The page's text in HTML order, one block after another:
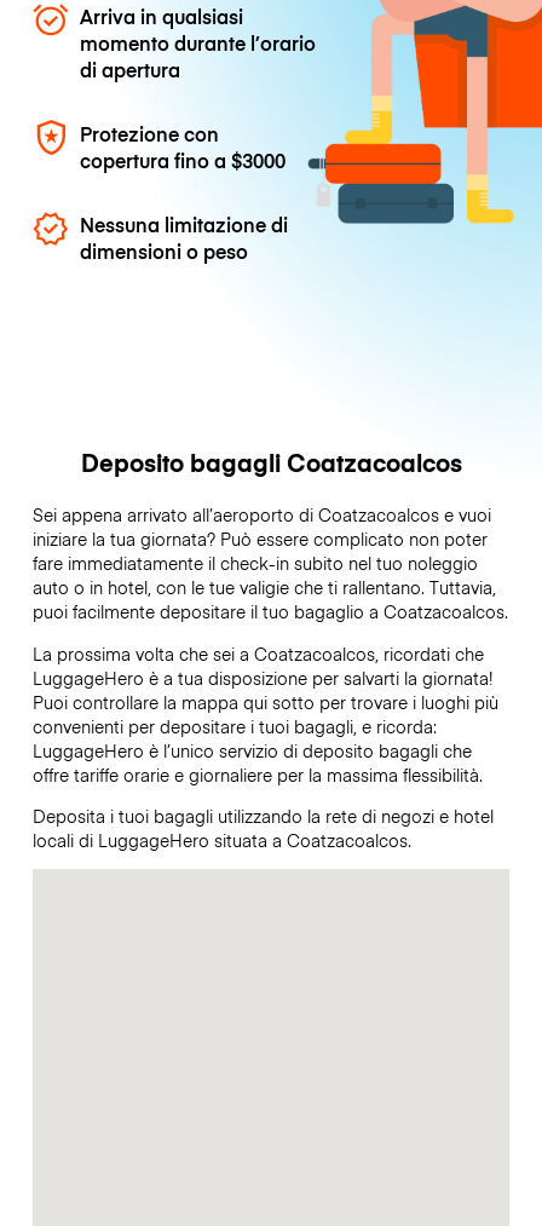
Arriva in qualsiasi
momento durante l’orario
di apertura
Protezione con
copertura fino a$3000
Nessuna limitazione di
dimensioni o peso
Deposito bagagli Coatzacoalcos
Sei appena arrivato all’aeroporto di Coatzacoalcos e vuoi
iniziare la tua giornata? Può essere complicato non poter
fare immediatamente il check-in subito nel tuo noleggio
auto o in hotel, con le tue valigie che ti rallentano. Tuttavia,
puoi facilmente depositare il tuo bagaglio a Coatzacoalcos.
La prossima volta che sei a Coatzacoalcos, ricordati che
LuggageHero è a tua disposizione per salvarti la giornata!
Puoi controllare la mappa qui sotto per trovare i luoghi più
convenienti per depositare i tuoi bagagli, e ricorda:
LuggageHero è l’unico servizio di deposito bagagli che
offre tariffe orarie e giornaliere per la massima flessibilità.
Deposita i tuoi bagagli utilizzando la rete di negozi e hotel
locali di LuggageHero situata a Coatzacoalcos.